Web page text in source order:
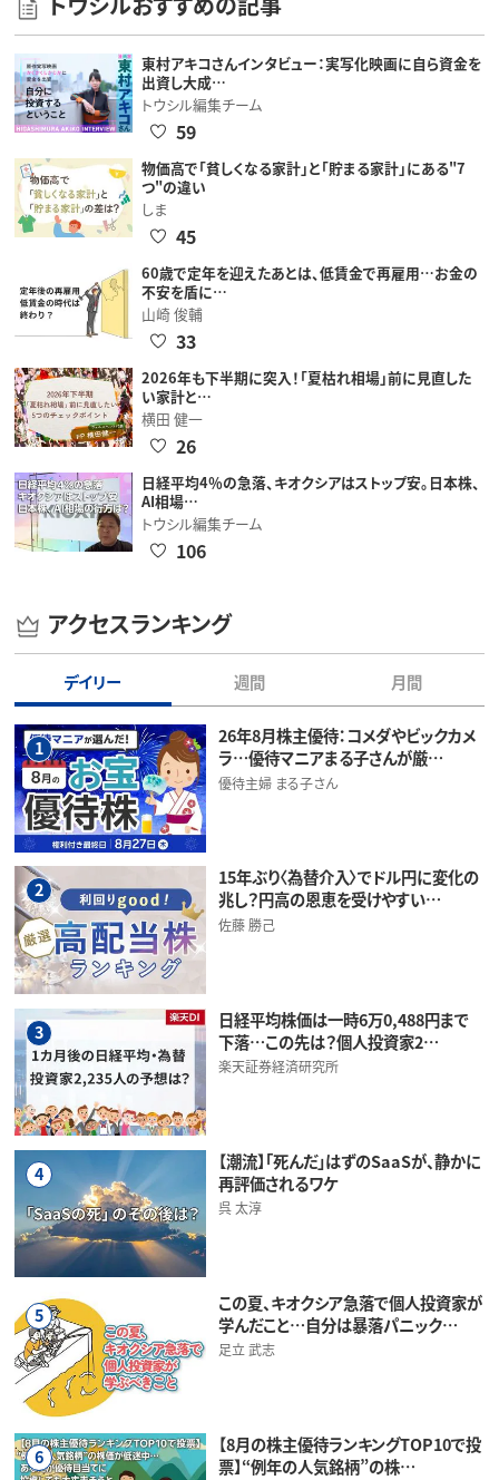
東村アキコさんインタビュー：実写化映画に自ら資金を
出資し大成…
トウシル編集チーム
59
物価高で「貧しくなる家計」と「貯まる家計」にある"7
つ"の違い
しま
45
60歳で定年を迎えたあとは、低賃金で再雇用…お金の
不安を盾に…
山崎 俊輔
33
2026年も下半期に突入！「夏枯れ相場」前に見直した
い家計と…
横田 健一
26
日経平均4％の急落、キオクシアはストップ安。日本株、
AI相場…
トウシル編集チーム
106
アクセスランキング
デイリー 週間 月間
1
26年8月株主優待：コメダやビックカメ
ラ…優待マニアまる子さんが厳…
優待主婦 まる子さん
2
15年ぶり〈為替介入〉でドル円に変化の
兆し？円高の恩恵を受けやすい…
佐藤 勝己
3
日経平均株価は一時6万0,488円まで
下落…この先は？個人投資家2…
楽天証券経済研究所
4
【潮流】「死んだ」はずのSaaSが、静かに
再評価されるワケ
呉 太淳
5
この夏、キオクシア急落で個人投資家が
学んだこと…自分は暴落パニック…
足立 武志
6
【8月の株主優待ランキングTOP10で投
票】“例年の人気銘柄”の株…